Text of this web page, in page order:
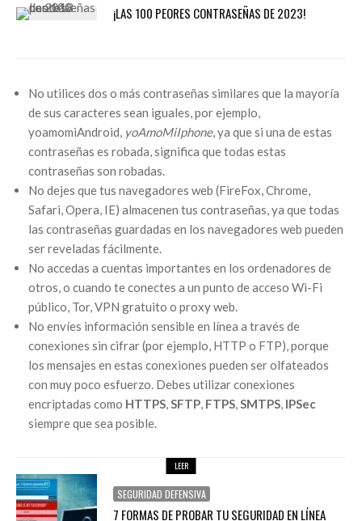
¡LAS 100 PEORES CONTRASEÑAS DE 2023!
No utilices dos o más contraseñas similares que la mayoría
de sus caracteres sean iguales, por ejemplo,
yoamomiAndroid, yoAmoMiIphone, ya que si una de estas
contraseñas es robada, significa que todas estas
contraseñas son robadas.
No dejes que tus navegadores web (FireFox, Chrome,
Safari, Opera, IE) almacenen tus contraseñas, ya que todas
las contraseñas guardadas en los navegadores web pueden
ser reveladas fácilmente.
No accedas a cuentas importantes en los ordenadores de
otros, o cuando te conectes a un punto de acceso Wi-Fi
público, Tor, VPN gratuito o proxy web.
No envíes información sensible en línea a través de
conexiones sin cifrar (por ejemplo, HTTP o FTP), porque
los mensajes en estas conexiones pueden ser olfateados
con muy poco esfuerzo. Debes utilizar conexiones
encriptadas como HTTPS,SFTP, FTPS,SMTPS, IPSec
siempre que sea posible.
LEER
SEGURIDAD DEFENSIVA
7 FORMAS DE PROBAR TU SEGURIDAD EN LÍNEA